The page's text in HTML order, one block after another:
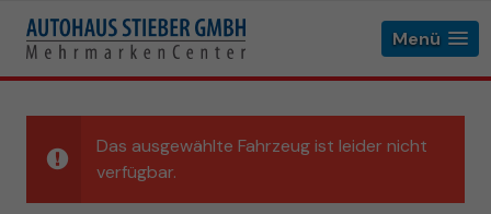
Menü
Das ausgewählte Fahrzeug ist leider nicht
verfügbar.